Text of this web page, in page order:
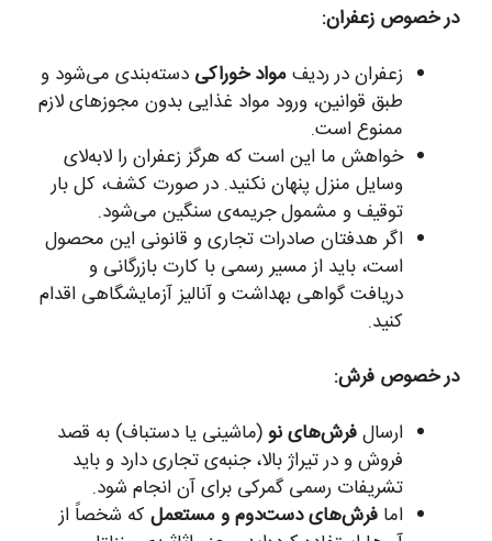
در خصوص زعفران:
زعفران در ردیفمواد خوراکی دسته‌بندی می‌شود و
طبق قوانین، ورود مواد غذایی بدون مجوزهای لازم
ممنوع است.
خواهش ما این است که هرگز زعفران را لابه‌لای
وسایل منزل پنهان نکنید. در صورت کشف، کل بار
توقیف و مشمول جریمه‌ی سنگین می‌شود.
اگر هدفتان صادرات تجاری و قانونی این محصول
است، باید از مسیر رسمی با کارت بازرگانی و
دریافت گواهی بهداشت و آنالیز آزمایشگاهی اقدام
کنید.
در خصوص فرش:
ارسالفرش‌های نو(ماشینی یا دستباف) به قصد
فروش و در تیراژ بالا، جنبه‌ی تجاری دارد و باید
تشریفات رسمی گمرکی برای آن انجام شود.
اما فرش‌های دست‌دوم و مستعمل که شخصاً از